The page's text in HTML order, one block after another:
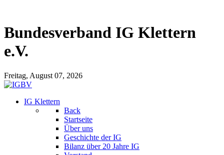
Bundesverband IG Klettern
e.V.
Freitag, August 07, 2026
IG Klettern
Back
Startseite
Über uns
Geschichte der IG
Bilanz über 20 Jahre IG